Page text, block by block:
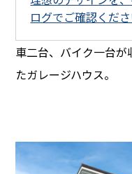
ログでご確認くだ
車二台、バイク一台
たガレージハウス。